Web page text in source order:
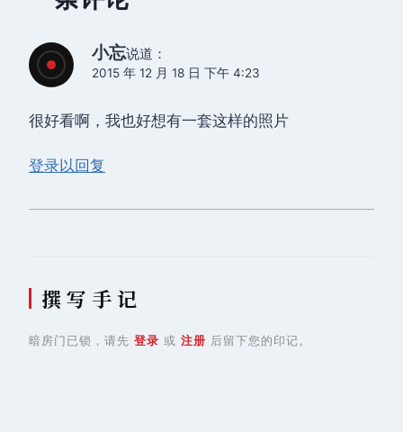
小忘说道：
2015 年 12 月 18 日 下午 4:23
很好看啊，我也好想有一套这样的照片
登录以回复
撰 写 手 记
暗房门已锁，请先 登录 或 注册 后留下您的印记。